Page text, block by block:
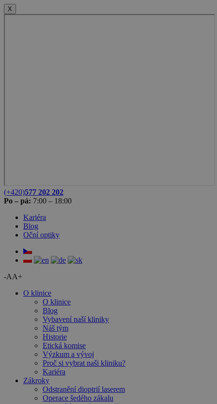
X
(+420)577 202 202
Po – pá: 7:00 – 18:00
Kariéra
Blog
Oční optiky
-AA+
O klinice
O klinice
Blog
Vybavení naší kliniky
Náš tým
Historie
Etická komise
Výzkum a vývoj
Proč si vybrat naši kliniku?
Kariéra
Zákroky
Odstranění dioptrií laserem
Operace šedého zákalu